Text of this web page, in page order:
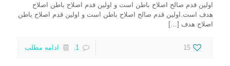
اولین قدم صالح اصلاح باطن است و اولین قدم اصلاح باطن اصلاح
هدف است.اولین قدم صالح اصلاح باطن است و اولین قدم اصلاح باطن
اصلاح هدف […]
15
1 ادامه مطلب